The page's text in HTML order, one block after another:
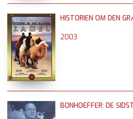
HISTORIEN OM DEN
2003
BONHOEFFER: DE